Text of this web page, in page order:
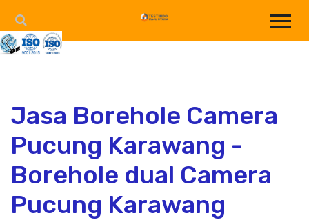
Jasa Borehole Camera
Pucung Karawang -
Borehole dual Camera
Pucung Karawang